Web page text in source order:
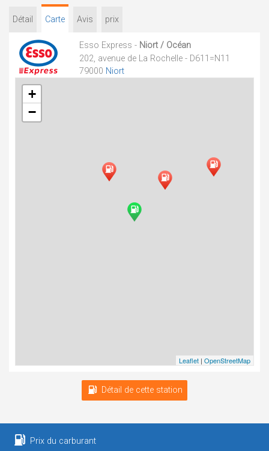
Détail Carte Avis prix
Esso Express - Niort / Océan
202, avenue de La Rochelle - D611=N11
79000 Niort
+
−
Leaflet | OpenStreetMap
Détail de cette station
Prix du carburant